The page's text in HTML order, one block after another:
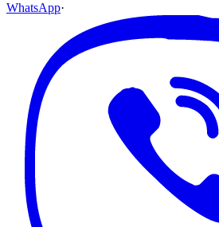
WhatsApp·